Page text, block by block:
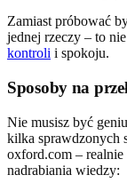
Zamiast próbować
jednej rzeczy – to
kontroli i spokoju.
Sposoby na
Nie musisz być
kilka sprawdzonych
oxford.com –
nadrabiania wiedzy: